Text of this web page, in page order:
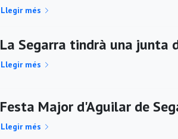
Llegir més
La Segarra tindrà una junta
Llegir més
Festa Major d'Aguilar de
Llegir més